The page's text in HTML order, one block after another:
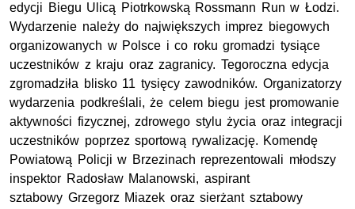
edycji Biegu Ulicą Piotrkowską Rossmann Run w Łodzi.
Wydarzenie należy do największych imprez biegowych
organizowanych w Polsce i co roku gromadzi tysiące
uczestników z kraju oraz zagranicy. Tegoroczna edycja
zgromadziła blisko 11 tysięcy zawodników. Organizatorzy
wydarzenia podkreślali, że celem biegu jest promowanie
aktywności fizycznej, zdrowego stylu życia oraz integracji
uczestników poprzez sportową rywalizację. Komendę
Powiatową Policji w Brzezinach reprezentowali młodszy
inspektor Radosław Malanowski, aspirant
sztabowy Grzegorz Miazek oraz sierżant sztabowy